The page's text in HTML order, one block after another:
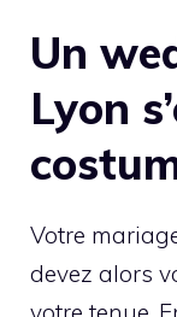
Un
Lyon
Votre
devez alors